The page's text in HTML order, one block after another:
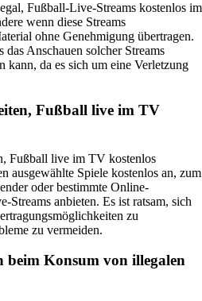
Fußball-Live-Streams kostenlos im
wenn diese Streams
ohne Genehmigung übertragen.
Anschauen solcher Streams
kann, da es sich um eine Verletzung
Fußball live im TV
Fußball live im TV kostenlos
ausgewählte Spiele kostenlos an, zum
oder bestimmte Online-
Streams anbieten. Es ist ratsam, sich
zu
zu vermeiden.
beim Konsum von illegalen